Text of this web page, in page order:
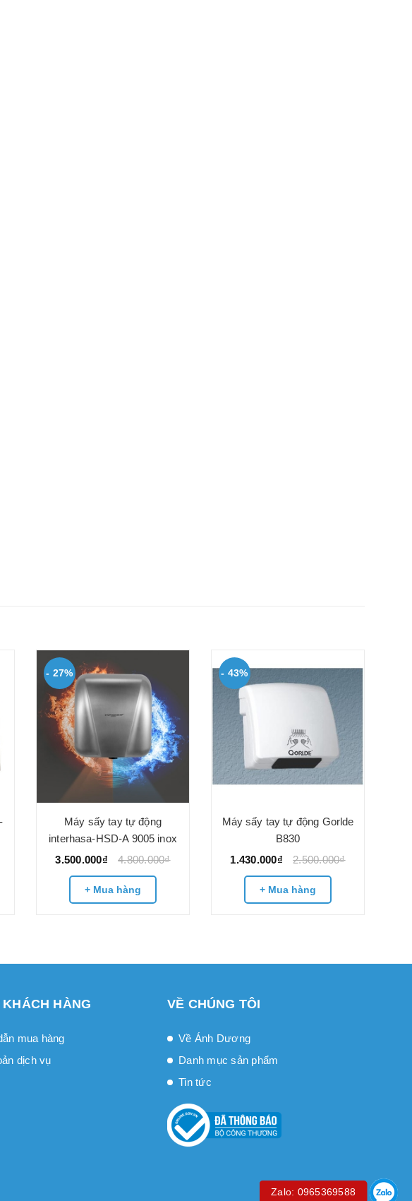
- 27%
Máy sấy tay tự động
interhasa-HSD-A 9005 inox
3.500.000₫
4.800.000₫
+ Mua hàng
- 43%
Máy sấy tay tự động Gorlde
B830
1.430.000₫
2.500.000₫
+ Mua hàng
KHÁCH HÀNG
mua hàng
dịch vụ
VỀ CHÚNG TÔI
Về Ánh Dương
Danh mục sản phẩm
Tin tức
Zalo: 0965369588